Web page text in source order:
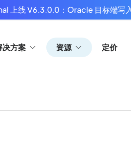
上线 V6.3.0.0：Oracle 目标端写
决方案 资源 定价